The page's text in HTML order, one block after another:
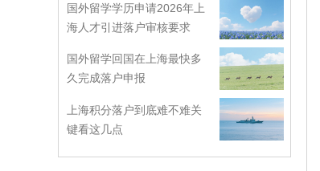
国外留学学历申请2026年上
海人才引进落户审核要求
国外留学回国在上海最快多
久完成落户申报
上海积分落户到底难不难关
键看这几点